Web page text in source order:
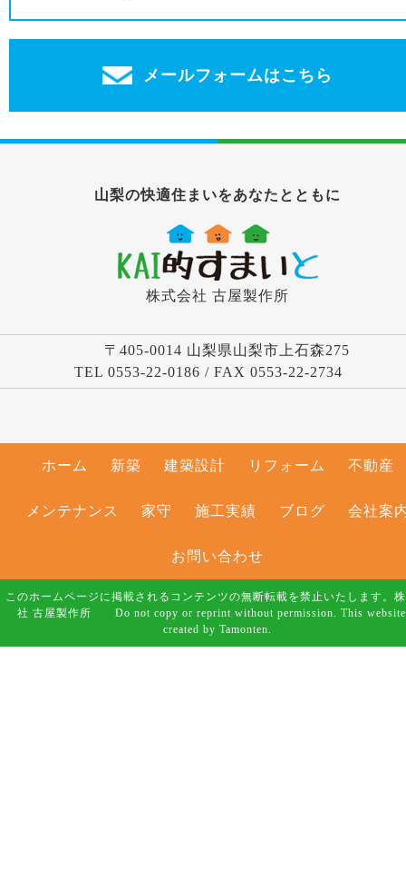
メールフォームはこちら
山梨の快適住まいをあなたとともに
株式会社 古屋製作所
〒405-0014 山梨県山梨市上石森275
TEL 0553-22-0186 / FAX 0553-22-2734
ホーム 新築 建築設計 リフォーム 不動産
メンテナンス 家守 施工実績 ブログ 会社案
お問い合わせ
このホームページに掲載されるコンテンツの無断転載を禁止いたします。
社 古屋製作所 Do not copy or reprint without permission. This
created by Tamonten.